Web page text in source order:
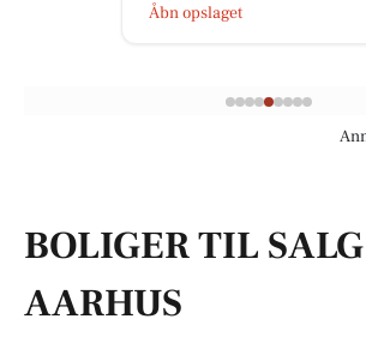
Åbn opslaget
BOLIGER TIL
AARHUS